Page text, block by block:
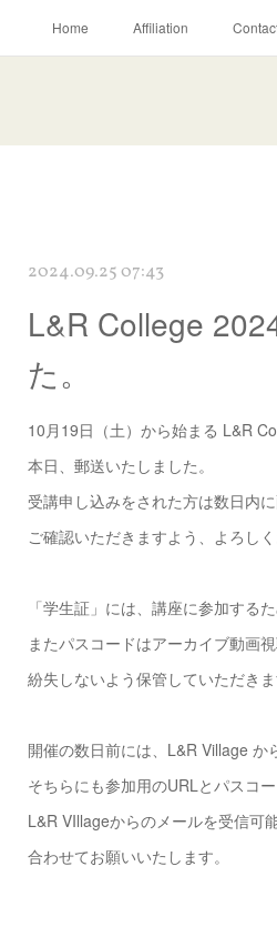
Home Affiliation
2024.09.25 07:43
L&R College
た。
10月19日（土）から始まる L&R
本日、郵送いたしました。
受講申し込みをされた方は数日内
ご確認いただきますよう、よろし
「学生証」には、講座に参加する
またパスコードはアーカイブ動画
紛失しないよう保管していただき
開催の数日前には、L&R Village か
そちらにも参加用のURLとパスコ
L&R VIllageからのメールを受信可
合わせてお願いいたします。